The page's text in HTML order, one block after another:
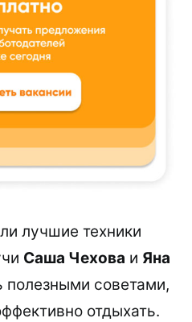
лучшие техники
Саша Чехова и Яна
полезными советами,
отдыхать.